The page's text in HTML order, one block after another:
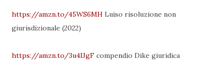
https://amzn.to/45WS6MH Luiso risoluzione non
giurisdizionale (2022)
https://amzn.to/3u4IJgF compendio Dike giuridica